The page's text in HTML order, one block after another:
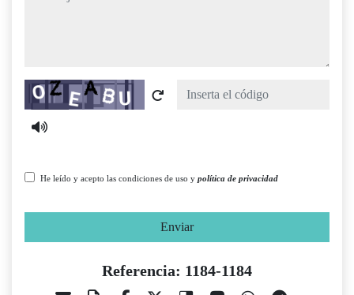
Captcha
He leído y acepto las condiciones de uso y política de privacidad
Enviar
Referencia: 1184-1184